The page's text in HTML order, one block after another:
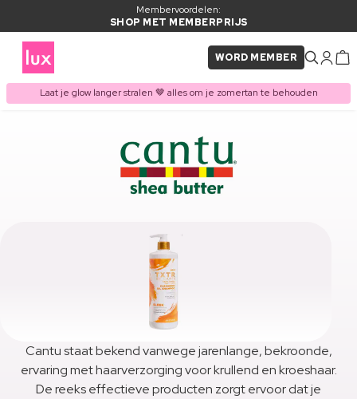
Membervoordelen:
SHOP MET MEMBERPRIJS
WORD MEMBER
Laat je glow langer stralen 🤎 alles om je zomertan te behouden
Cantu staat bekend vanwege jarenlange, bekroonde,
ervaring met haarverzorging voor krullend en kroeshaar.
De reeks effectieve producten zorgt ervoor dat je